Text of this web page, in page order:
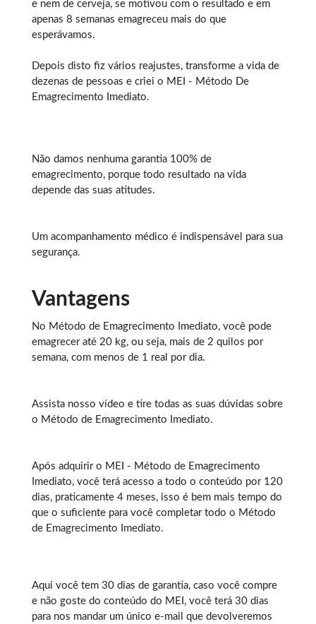
e nem de cerveja, se motivou com o resultado e em
apenas 8 semanas emagreceu mais do que
esperávamos.
Depois disto fiz vários reajustes, transforme a vida de
dezenas de pessoas e criei o MEI - Método De
Emagrecimento Imediato.
Não damos nenhuma garantia 100% de
emagrecimento, porque todo resultado na vida
depende das suas atitudes.
Um acompanhamento médico é indispensável para sua
segurança.
Vantagens
No Método de Emagrecimento Imediato, você pode
emagrecer até 20 kg, ou seja, mais de 2 quilos por
semana, com menos de 1 real por dia.
Assista nosso vídeo e tire todas as suas dúvidas sobre
o Método de Emagrecimento Imediato.
Após adquirir o MEI - Método de Emagrecimento
Imediato, você terá acesso a todo o conteúdo por 120
dias, praticamente 4 meses, isso é bem mais tempo do
que o suficiente para você completar todo o Método
de Emagrecimento Imediato.
Aqui você tem 30 dias de garantia, caso você compre
e não goste do conteúdo do MEI, você terá 30 dias
para nos mandar um único e-mail que devolveremos